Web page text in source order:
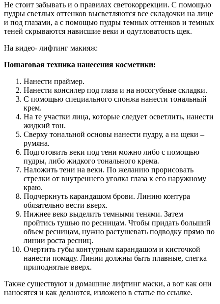
Не стоит забывать и о правилах светокоррекции. С помощью
пудры светлых оттенков высветляются все складочки на лице
и под глазами, а с помощью пудры темных оттенков и темных
теней скрываются нависшие веки и одутловатость щек.
На видео- лифтинг макияж:
Пошаговая техника нанесения косметики:
Нанести праймер.
Нанести консилер под глаза и на носогубные складки.
С помощью специального спонжа нанести тональный
крем.
На те участки лица, которые следует осветлить, нанести
жидкий тон.
Сверху тональной основы нанести пудру, а на щеки –
румяна.
Подготовить веки под тени можно либо с помощью
пудры, либо жидкого тонального крема.
Наложить тени на веки. По желанию прорисовать
стрелки от внутреннего уголка глаза к его наружному
краю.
Подчеркнуть карандашом брови. Линию контура
обязательно вести вверх.
Нижнее веко выделить темными тенями. Затем
пройтись тушью по ресницам. Чтобы придать больший
объем ресницам, нужно растушевать подводку прямо по
линии роста ресниц.
Очертить губы контурным карандашом и кисточкой
нанести помаду. Линии должны быть плавные, слегка
приподнятые вверх.
Также существуют и домашние лифтинг маски, а вот как они
наносятся и как делаются, изложено в статье по ссылке.